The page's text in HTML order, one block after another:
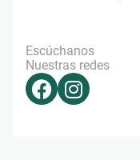
Escúchanos
Nuestras redes